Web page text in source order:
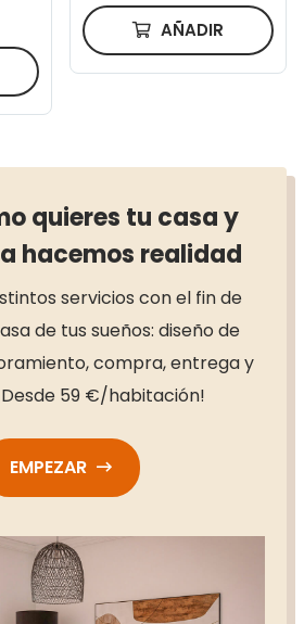
AÑADIR
quieres tu casa y
hacemos realidad
servicios con el fin de
de tus sueños: diseño de
compra, entrega y
59 €/habitación!
EMPEZAR